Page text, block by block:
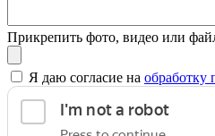
Прикрепить фото, видео или
Я даю согласие на обработку